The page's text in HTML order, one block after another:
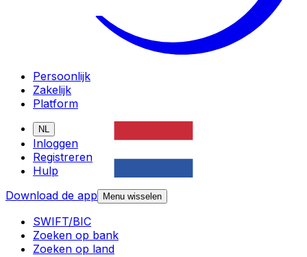
Persoonlijk
Zakelijk
Platform
NL
Inloggen
Registreren
Hulp
Download de app
Menu wisselen
SWIFT/BIC
Zoeken op bank
Zoeken op land